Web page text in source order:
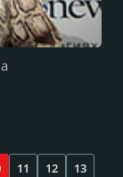
11 12 13